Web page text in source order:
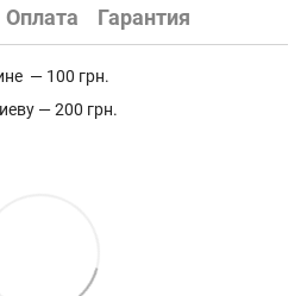
Оплата Гарантия
— 100 грн.
— 200 грн.